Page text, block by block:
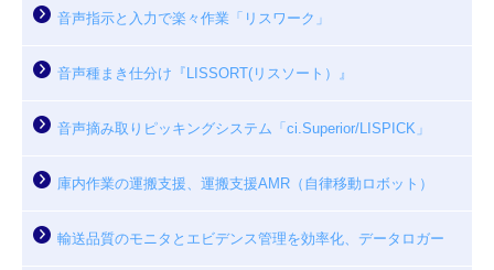
音声指示と入力で楽々作業「リスワーク」
音声種まき仕分け『LISSORT(リスソート）』
音声摘み取りピッキングシステム「ci.Superior/LISPICK」
庫内作業の運搬支援、運搬支援AMR（自律移動ロボット）
輸送品質のモニタとエビデンス管理を効率化、データロガー